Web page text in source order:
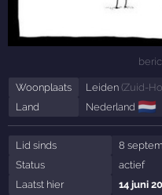
Woonplaats Leiden (Zuid-
Land
Nederland 🇳🇱
Lid sinds
8
Status
actief
Laatst hier
14 juni